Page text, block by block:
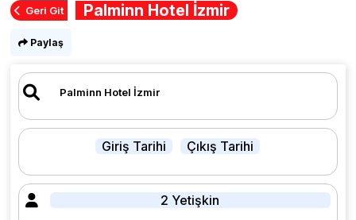
Geri Git Palminn Hotel İzmir
Paylaş
Giriş Tarihi Çıkış Tarihi
2 Yetişkin